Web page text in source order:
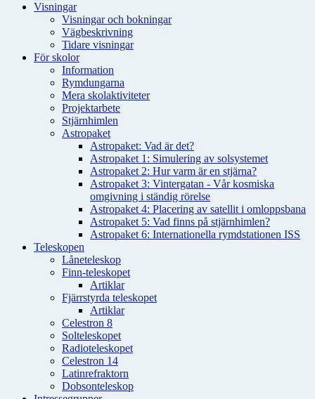
Visningar
Visningar och bokningar
Vägbeskrivning
Tidare visningar
För skolor
Information
Rymdungarna
Mera skolaktiviteter
Projektarbete
Stjärnhimlen
Astropaket
Astropaket: Vad är det?
Astropaket 1: Simulering av solsystemet
Astropaket 2: Hur varm är en stjärna?
Astropaket 3: Vintergatan - Vår kosmiska
omgivning i ständig rörelse
Astropaket 4: Placering av satellit i omloppsbana
Astropaket 5: Vad finns på stjärnhimlen?
Astropaket 6: Internationella rymdstationen ISS
Teleskopen
Låneteleskop
Finn-teleskopet
Artiklar
Fjärrstyrda teleskopet
Artiklar
Celestron 8
Solteleskopet
Radioteleskopet
Celestron 14
Latinrefraktorn
Dobsonteleskop